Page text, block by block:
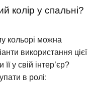
колір у спальні?
кольорі можна
використання цієї
у свій інтер’єр?
в ролі: